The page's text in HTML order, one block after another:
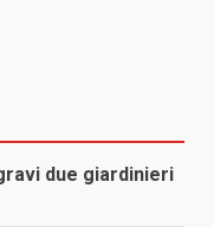
due giardinieri